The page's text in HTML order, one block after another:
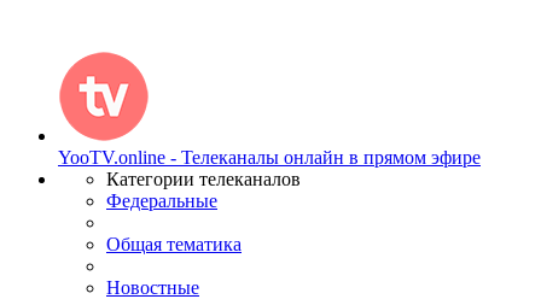
YooTV.online - Телеканалы онлайн в прямом эфире
Категории телеканалов
Федеральные
Общая тематика
Новостные